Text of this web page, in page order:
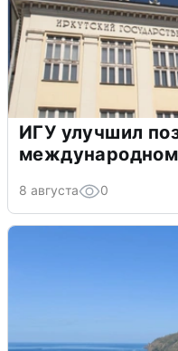
ИГУ улучшил
международном
8 августа 0